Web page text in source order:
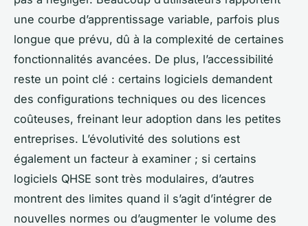
une courbe d’apprentissage variable, parfois plus
longue que prévu, dû à la complexité de certaines
fonctionnalités avancées. De plus, l’accessibilité
reste un point clé : certains logiciels demandent
des configurations techniques ou des licences
coûteuses, freinant leur adoption dans les petites
entreprises. L’évolutivité des solutions est
également un facteur à examiner ; si certains
logiciels QHSE sont très modulaires, d’autres
montrent des limites quand il s’agit d’intégrer de
nouvelles normes ou d’augmenter le volume des